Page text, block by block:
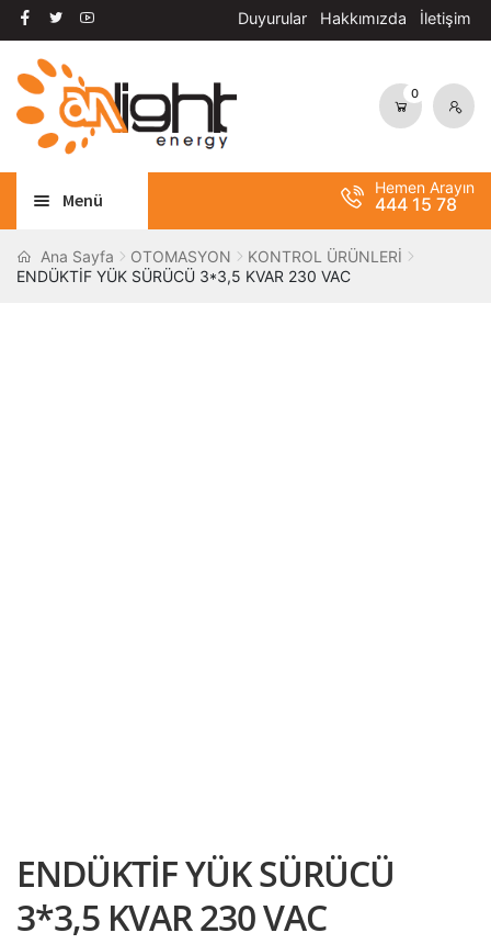
Duyurular Hakkımızda İletişim
Dolaşıma
geç
İçeriğe
geç
0
Menü
AYDINLATMA
Hemen Arayın
444 15 78
Ana Sayfa OTOMASYON
KONTROL ÜRÜNLERİ
ENDÜKTİF YÜK SÜRÜCÜ 3*3,5 KVAR 230 VAC
ENDÜKTİF YÜK SÜRÜCÜ
3*3,5 KVAR 230 VAC